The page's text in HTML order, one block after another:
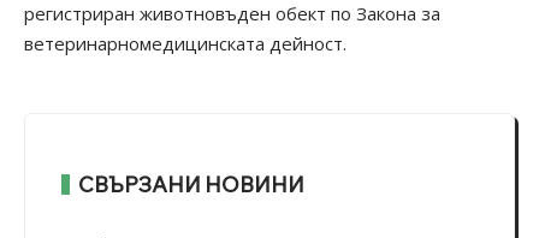
регистриран животновъден обект по Закона за
ветеринарномедицинската дейност.
СВЪРЗАНИ НОВИНИ